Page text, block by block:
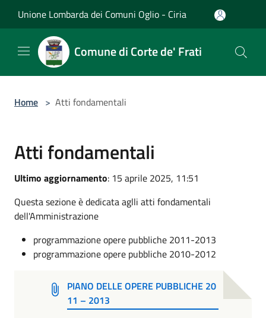
Unione Lombarda dei Comuni Oglio - Ciria
Comune di Corte de' Frati
Home > Atti fondamentali
Atti fondamentali
Ultimo aggiornamento: 15 aprile 2025, 11:51
Questa sezione è dedicata aglli atti fondamentali
dell'Amministrazione
programmazione opere pubbliche 2011-2013
programmazione opere pubbliche 2010-2012
PIANO DELLE OPERE PUBBLICHE 20
11 – 2013